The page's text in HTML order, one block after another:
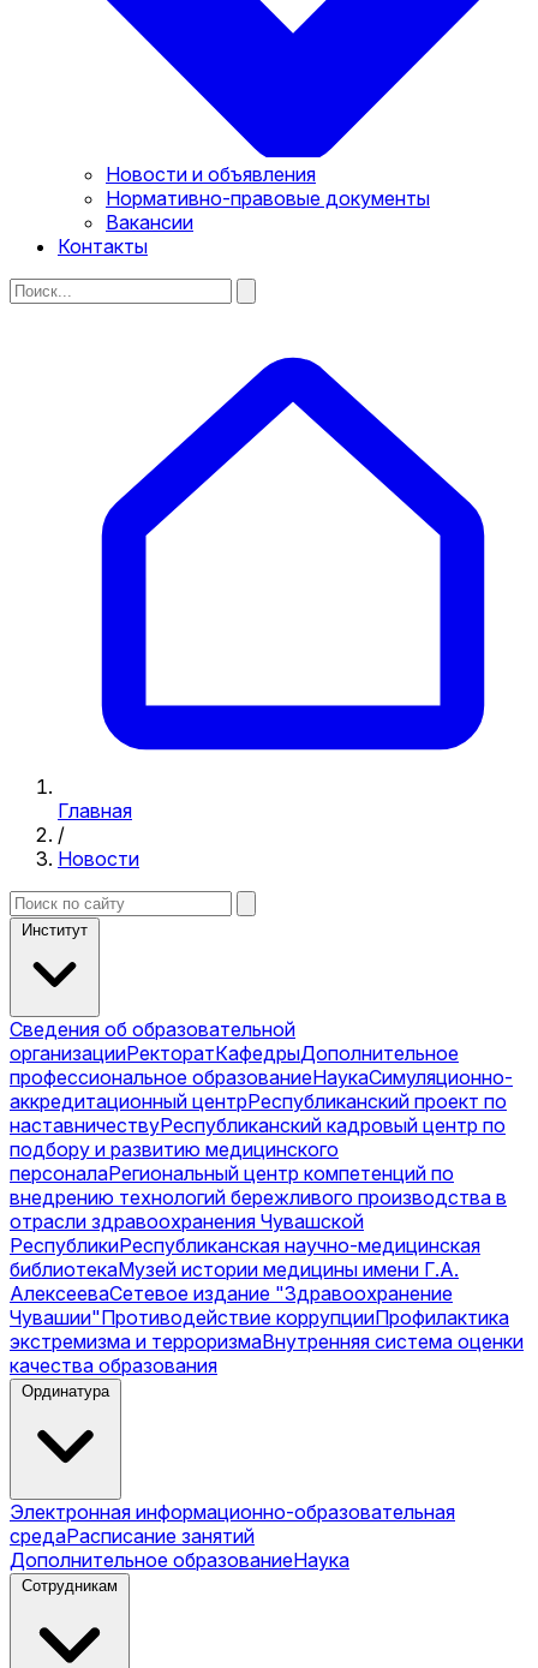
Новости и объявления
Нормативно-правовые документы
Вакансии
Контакты
Главная
/
Новости
Институт
Сведения об образовательной
организацииРекторатКафедрыДополнительное
профессиональное образованиеНаукаСимуляционно-
аккредитационный центрРеспубликанский проект по
наставничествуРеспубликанский кадровый центр по
подбору и развитию медицинского
персоналаРегиональный центр компетенций по
внедрению технологий бережливого производства в
отрасли здравоохранения Чувашской
РеспубликиРеспубликанская научно-медицинская
библиотекаМузей истории медицины имени Г.А.
АлексееваСетевое издание "Здравоохранение
Чувашии"Противодействие коррупцииПрофилактика
экстремизма и терроризмаВнутренняя система оценки
качества образования
Ординатура
Электронная информационно-образовательная
средаРасписание занятий
Дополнительное образованиеНаука
Сотрудникам